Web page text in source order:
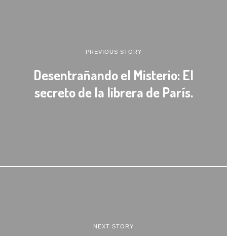
PREVIOUS STORY
Desentrañando el Misterio: El
secreto de la librera de París.
NEXT STORY